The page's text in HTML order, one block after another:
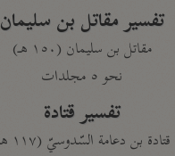
تفسير مقاتل بن سليمان
مقاتل بن سليمان (١٥٠ هـ)
نحو ٥ مجلدات
تفسير قتادة
قتادة بن دعامة السّدوسيّ (١١٧ هـ)